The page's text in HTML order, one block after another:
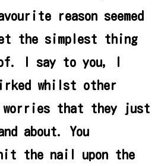
reason seemed
the simplest thing
I say to you, I
whilst other
worries that they just
about. You
the nail upon the